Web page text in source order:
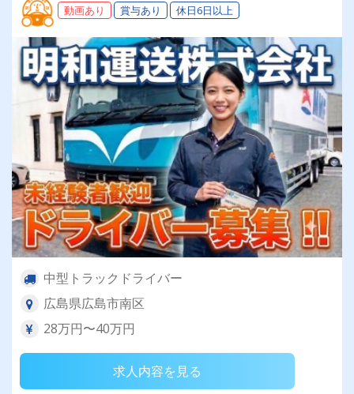
動画あり 賞与あり 休日6日以上
中型トラックドライバー
広島県広島市南区
28万円〜40万円
求人内容を見る